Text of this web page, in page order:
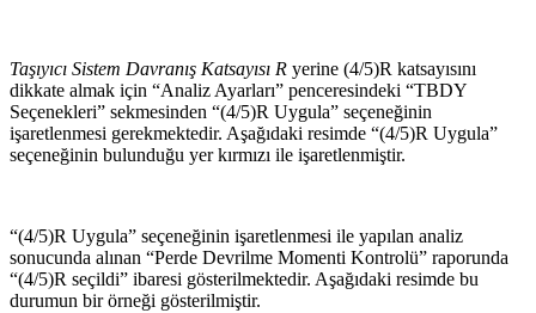
Taşıyıcı Sistem Davranış Katsayısı R yerine (4/5)R katsayısını
dikkate almak için “Analiz Ayarları” penceresindeki “TBDY
Seçenekleri” sekmesinden “(4/5)R Uygula” seçeneğinin
işaretlenmesi gerekmektedir. Aşağıdaki resimde “(4/5)R Uygula”
seçeneğinin bulunduğu yer kırmızı ile işaretlenmiştir.
“(4/5)R Uygula” seçeneğinin işaretlenmesi ile yapılan analiz
sonucunda alınan “Perde Devrilme Momenti Kontrolü” raporunda
“(4/5)R seçildi” ibaresi gösterilmektedir. Aşağıdaki resimde bu
durumun bir örneği gösterilmiştir.